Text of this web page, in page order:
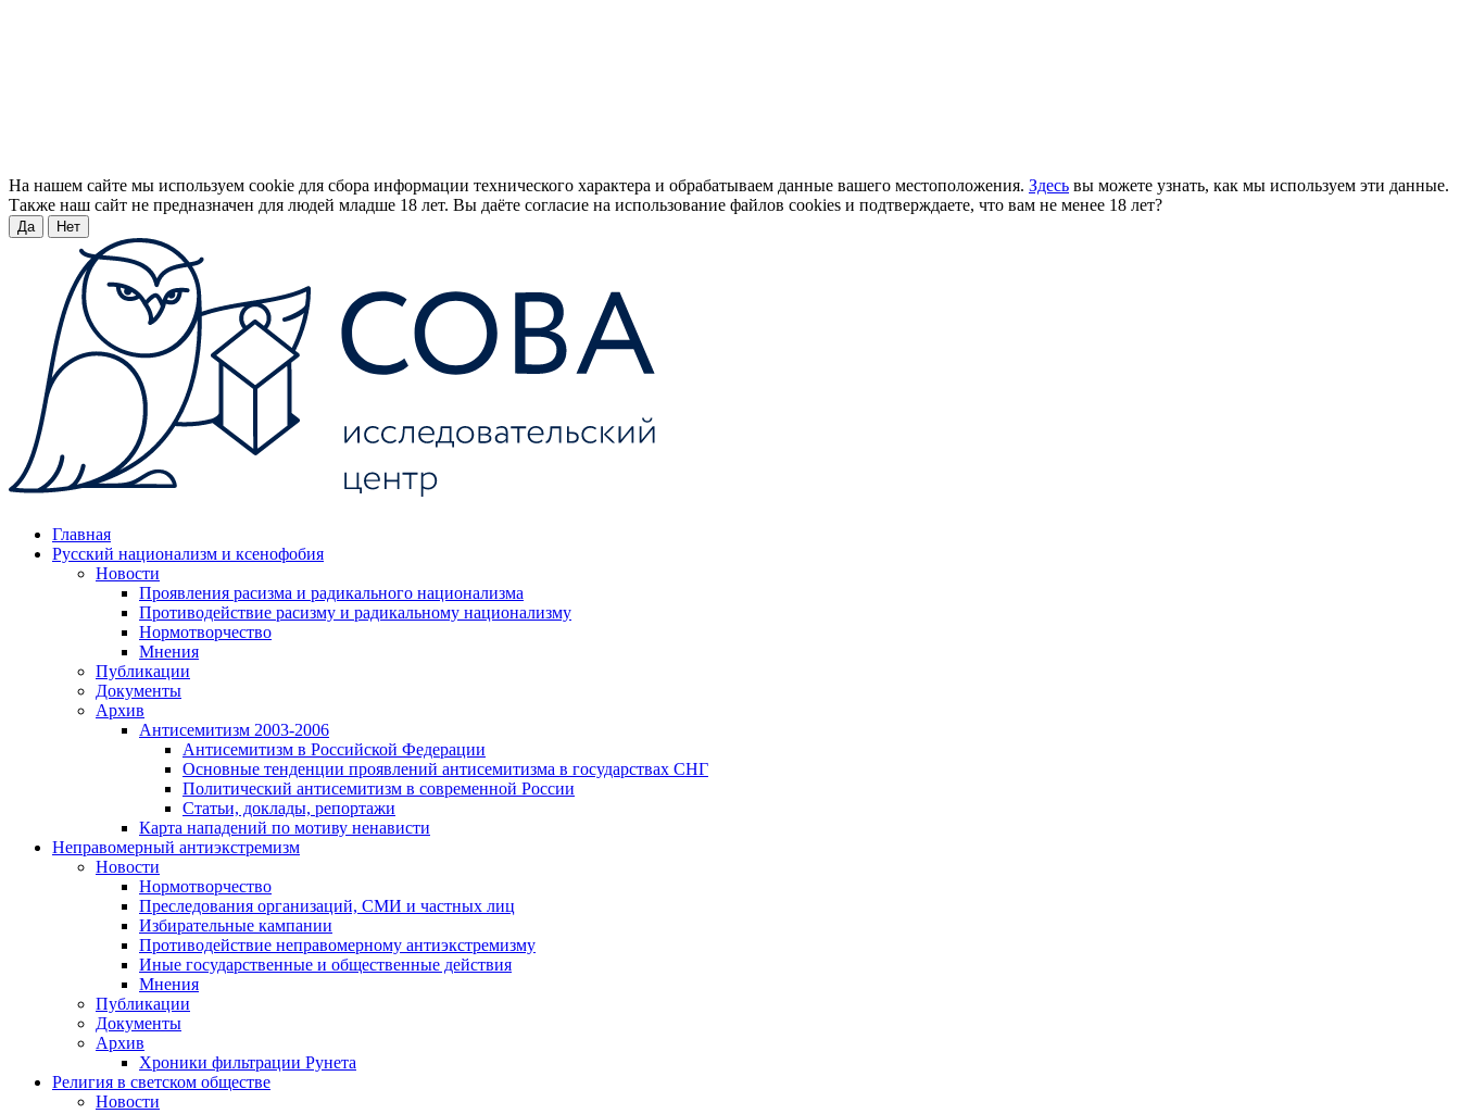
На нашем сайте мы используем cookie для сбора информации технического характера и обрабатываем данные вашего местоположения. Здесь вы можете узнать, как мы используем эти данные.
Также наш сайт не предназначен для людей младше 18 лет. Вы даёте согласие на использование файлов cookies и подтверждаете, что вам не менее 18 лет?
Да Нет
Главная
Русский национализм и ксенофобия
Новости
Проявления расизма и радикального национализма
Противодействие расизму и радикальному национализму
Нормотворчество
Мнения
Публикации
Документы
Архив
Антисемитизм 2003-2006
Антисемитизм в Российской Федерации
Основные тенденции проявлений антисемитизма в государствах СНГ
Политический антисемитизм в современной России
Статьи, доклады, репортажи
Карта нападений по мотиву ненависти
Неправомерный антиэкстремизм
Новости
Нормотворчество
Преследования организаций, СМИ и частных лиц
Избирательные кампании
Противодействие неправомерному антиэкстремизму
Иные государственные и общественные действия
Мнения
Публикации
Документы
Архив
Хроники фильтрации Рунета
Религия в светском обществе
Новости